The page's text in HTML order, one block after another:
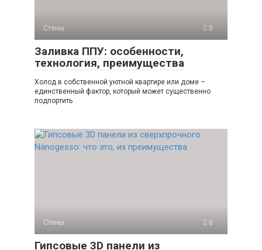
Стены 0
Заливка ППУ: особенности,
технология, преимущества
Холод в собственной уютной квартире или доме –
единственный фактор, который может существенно
подпортить
Стены 0
Гипсовые 3D панели из